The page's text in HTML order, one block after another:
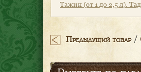
Тажин (от 1 до 2,5 л).
Предыдущий товар/